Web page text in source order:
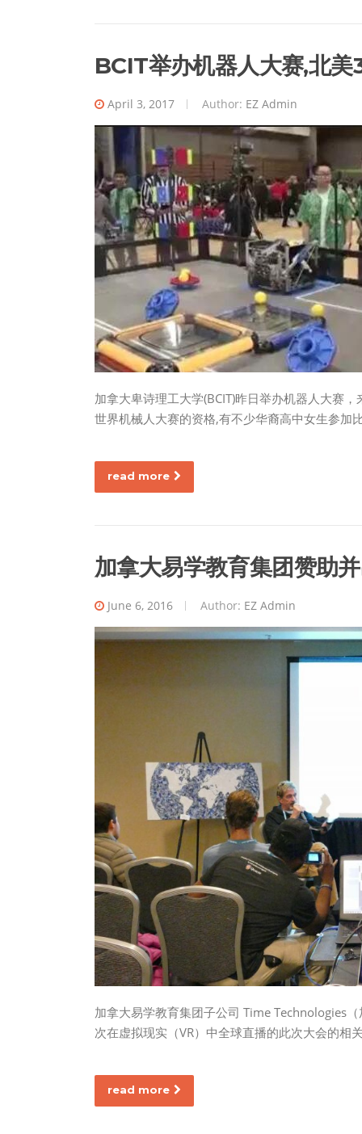
BCIT举办机器人大赛,北
April 3, 2017 Author: EZ Admin
加拿大卑诗理工大学(BCIT)昨日举办机器人大赛
世界机械人大赛的资格,有不少华裔高中女生参
read more
加拿大易学教育集团赞助
June 6, 2016 Author: EZ Admin
加拿大易学教育集团子公司 Time Technologies
次在虚拟现实（VR）中全球直播的此次大会的相
read more